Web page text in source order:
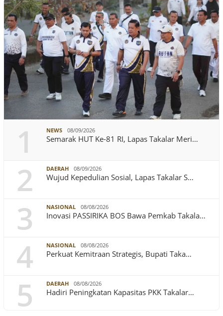
1 NEWS 08/09/2026
Semarak HUT Ke-81 RI, Lapas Takalar Meri…
2 DAERAH 08/09/2026
Wujud Kepedulian Sosial, Lapas Takalar S…
3 NASIONAL 08/08/2026
Inovasi PASSIRIKA BOS Bawa Pemkab Takala…
4 NASIONAL 08/08/2026
Perkuat Kemitraan Strategis, Bupati Taka…
5 DAERAH 08/08/2026
Hadiri Peningkatan Kapasitas PKK Takalar…